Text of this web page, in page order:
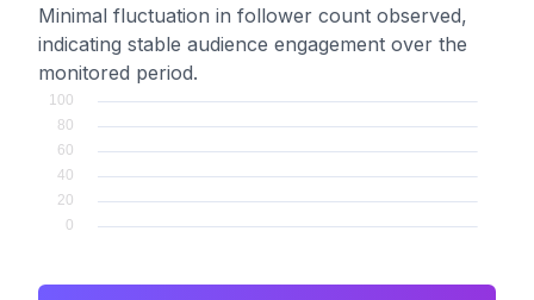
Minimal fluctuation in follower count observed,
indicating stable audience engagement over the
monitored period.